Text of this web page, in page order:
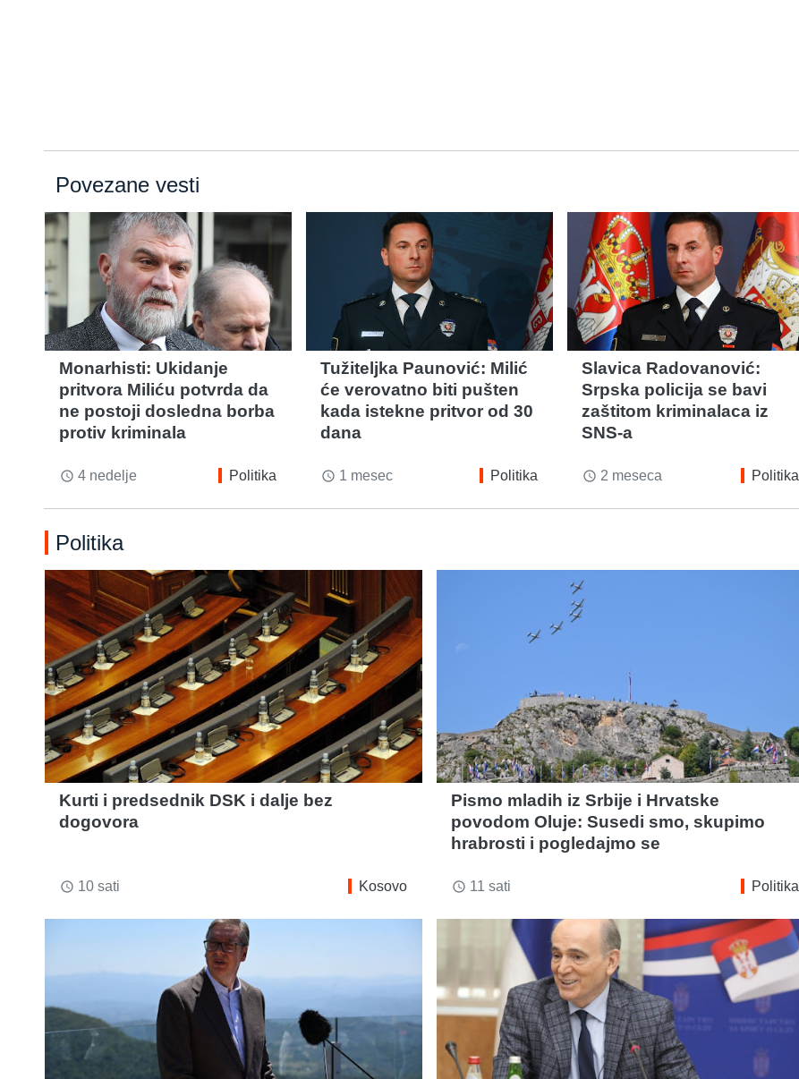
Povezane vesti
Monarhisti: Ukidanje
pritvora Miliću potvrda da
ne postoji dosledna borba
protiv kriminala
access_time 4 nedelje Politika
Tužiteljka Paunović: Milić
će verovatno biti pušten
kada istekne pritvor od 30
dana
access_time 1 mesec Politika
Slavica Radovanović:
Srpska policija se bavi
zaštitom kriminalaca iz
SNS-a
access_time 2 meseca Politika
Politika
Kurti i predsednik DSK i dalje bez
dogovora
access_time 10 sati Kosovo
Pismo mladih iz Srbije i Hrvatske
povodom Oluje: Susedi smo, skupimo
hrabrosti i pogledajmo se
access_time 11 sati Politika